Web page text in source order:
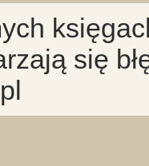
się